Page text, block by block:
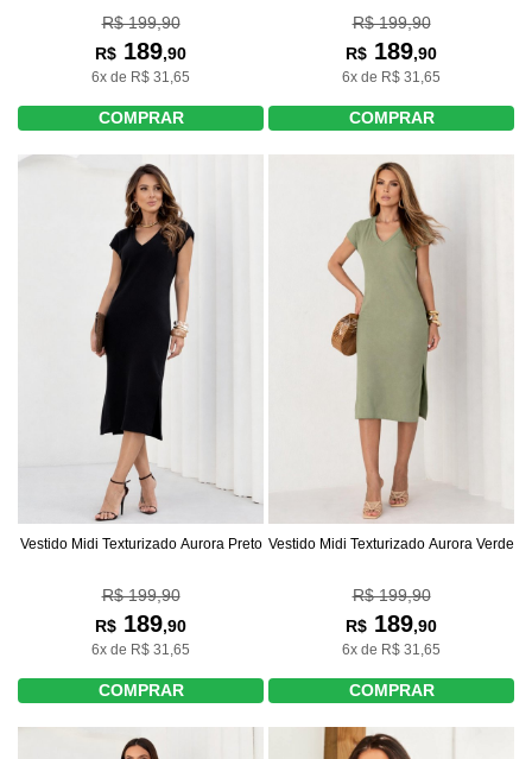
R$ 199,90
R$ 189,90
6x de R$ 31,65
COMPRAR
R$ 199,90
R$ 189,90
6x de R$ 31,65
COMPRAR
Vestido Midi Texturizado Aurora Preto
R$ 199,90
R$ 189,90
6x de R$ 31,65
COMPRAR
Vestido Midi Texturizado Aurora Verde
R$ 199,90
R$ 189,90
6x de R$ 31,65
COMPRAR